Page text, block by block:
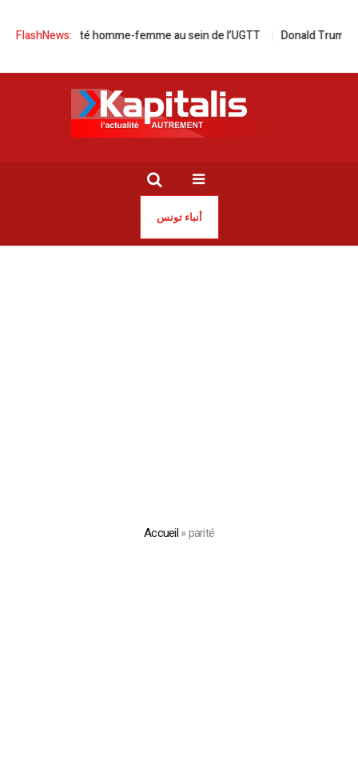
FlashNews:
l’égalité homme-femme au sein de l’UGTT Donald Trump, le
أنباء تونس
Accueil»parité